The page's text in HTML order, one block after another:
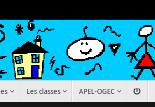
Les classes APEL-OGEC